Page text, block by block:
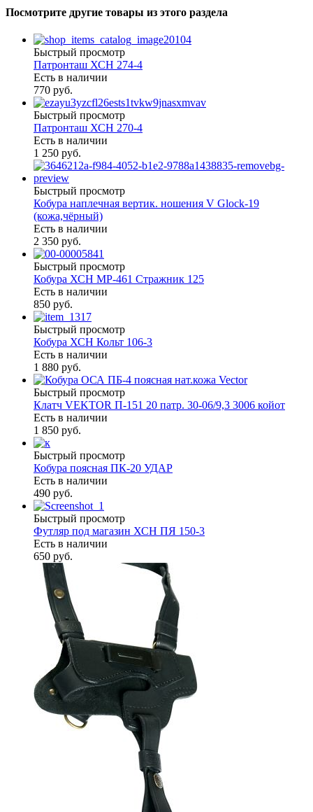
Посмотрите другие товары из этого раздела
Быстрый просмотр
Патронташ ХСН 274-4
Есть в наличии
770 руб.
Быстрый просмотр
Патронташ ХСН 270-4
Есть в наличии
1 250 руб.
Быстрый просмотр
Кобура наплечная вертик. ношения V Glock-19
(кожа,чёрный)
Есть в наличии
2 350 руб.
Быстрый просмотр
Кобура ХСН МР-461 Стражник 125
Есть в наличии
850 руб.
Быстрый просмотр
Кобура ХСН Кольт 106-3
Есть в наличии
1 880 руб.
Быстрый просмотр
Клатч VEKTOR П-151 20 патр. 30-06/9,3 3006 койот
Есть в наличии
1 850 руб.
Быстрый просмотр
Кобура поясная ПК-20 УДАР
Есть в наличии
490 руб.
Быстрый просмотр
Футляр под магазин ХСН ПЯ 150-3
Есть в наличии
650 руб.